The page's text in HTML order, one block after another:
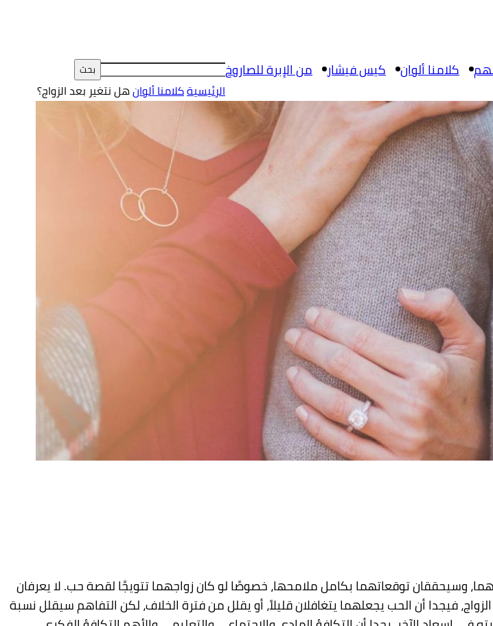
كلامنا ألوان كيس فيشار من الإبرة للصاروخ
الرئيسيةكلامنا ألوانهل نتغير بعد الزواج؟
وسيحققان توقعاتهما بكامل ملامحها، خصوصًا لوكانزواجهما تتويجًا لقصة حب. لا يعرفان
فيجدا أن الحب يجعلهما يتغافلان قليلاً، أو يقلل من فترة الخلاف، لكن التفاهمسيقلل نسبة